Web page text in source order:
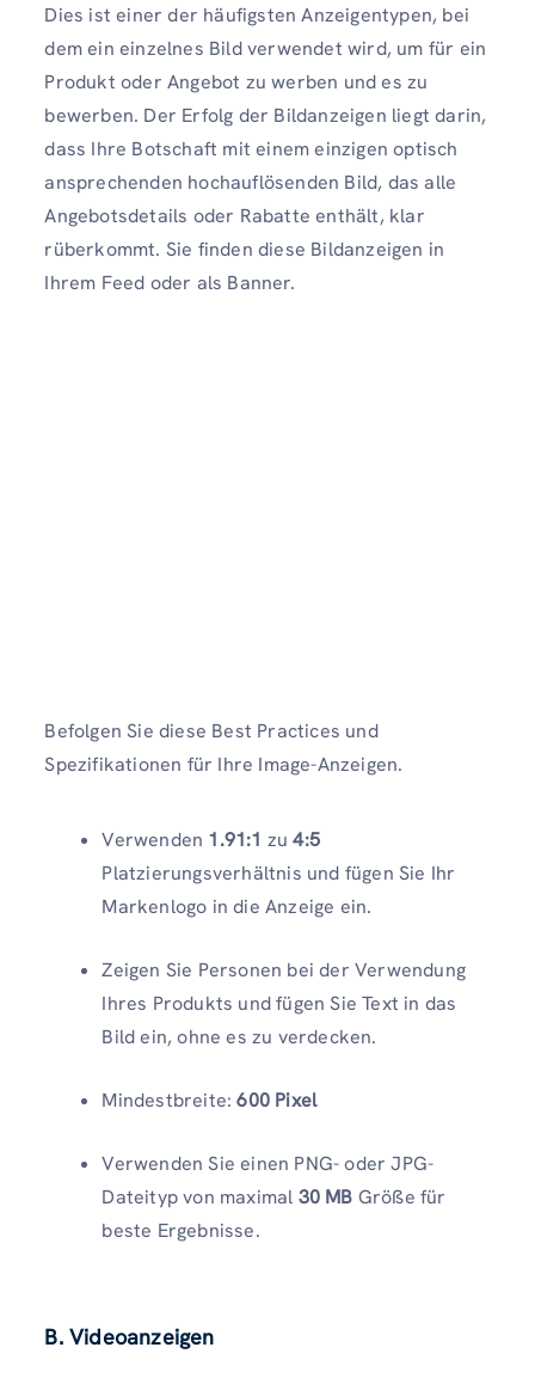
Dies ist einer der häufigsten Anzeigentypen, bei
dem ein einzelnes Bild verwendet wird, um für ein
Produkt oder Angebot zu werben und es zu
bewerben. Der Erfolg der Bildanzeigen liegt darin,
dass Ihre Botschaft mit einem einzigen optisch
ansprechenden hochauflösenden Bild, das alle
Angebotsdetails oder Rabatte enthält, klar
rüberkommt. Sie finden diese Bildanzeigen in
Ihrem Feed oder als Banner.
Befolgen Sie diese Best Practices und
Spezifikationen für Ihre Image-Anzeigen.
Verwenden 1.91:1 zu4:5
Platzierungsverhältnis und fügen Sie Ihr
Markenlogo in die Anzeige ein.
Zeigen Sie Personen bei der Verwendung
Ihres Produkts und fügen Sie Text in das
Bild ein, ohne es zu verdecken.
Mindestbreite:600 Pixel
Verwenden Sie einen PNG- oder JPG-
Dateityp von maximal 30 MB Größe für
beste Ergebnisse.
B. Videoanzeigen